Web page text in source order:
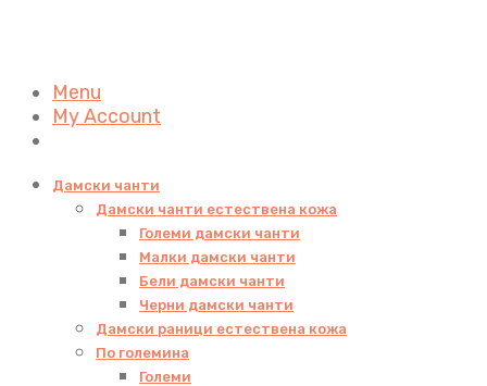
Menu
My Account
Дамски чанти
Дамски чанти естествена кожа
Големи дамски чанти
Малки дамски чанти
Бели дамски чанти
Черни дамски чанти
Дамски раници естествена кожа
По големина
Големи